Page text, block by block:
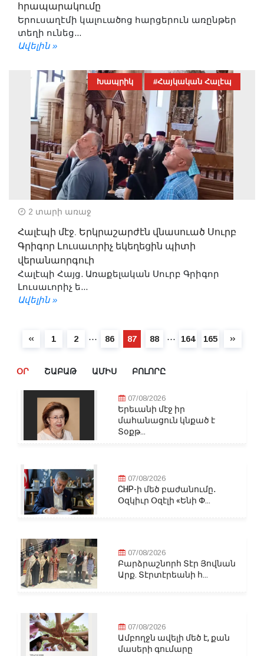
հրապարակումը
Երուսաղէմի կալուածոց հարցերուն առընթեր
տեղի ունեց...
Ավելին »
Խապրիկ #Հայկական Հալէպ
2 տարի առաջ
Հալէպի մէջ. Երկրաշարժէն վնասուած Սուրբ
Գրիգոր Լուսաւորիչ եկեղեցին պիտի
վերանաորգուի
Հալէպի Հայց. Առաքելական Սուրբ Գրիգոր
Լուսաւորիչ ե...
Ավելին »
1 2 ⋯ 86 87 88 ⋯ 164 165
ՕՐ ՇԱԲԱԹ ԱՄԻՍ ԲՈԼՈՐԸ
07/08/2026
Երեւանի մէջ իր
մահանացուն կնքած է
Տօքթ...
07/08/2026
CHP-ի մեծ բաժանումը․
Օզկիւր Օզէլի «Ենի Փ...
07/08/2026
Բարձրաշնորհ Տէր Յովնան
Արք. Տէրտէրեանի հ...
07/08/2026
Ամբողջն ավելի մեծ է, քան
մասերի գումարը